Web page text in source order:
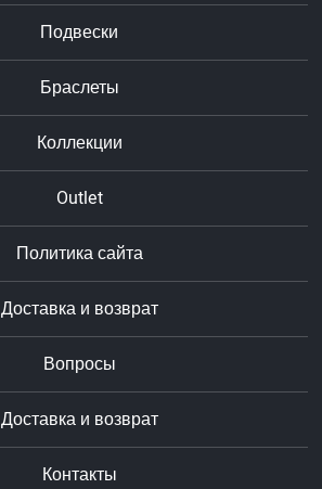
Подвески
Браслеты
Коллекции
Outlet
Политика сайта
Доставка и возврат
Вопросы
Доставка и возврат
Контакты